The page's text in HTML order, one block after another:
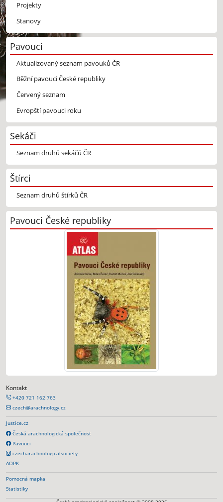
Projekty
Stanovy
Pavouci
Aktualizovaný seznam pavouků ČR
Běžní pavouci České republiky
Červený seznam
Evropští pavouci roku
Sekáči
Seznam druhů sekáčů ČR
Štírci
Seznam druhů štírků ČR
Pavouci České republiky
Kontakt
+420 721 162 763
czech@arachnology.cz
Justice.cz
Česká arachnologická společnost
Pavouci
czecharachnologicalsociety
AOPK
Pomocná mapka
Statistiky